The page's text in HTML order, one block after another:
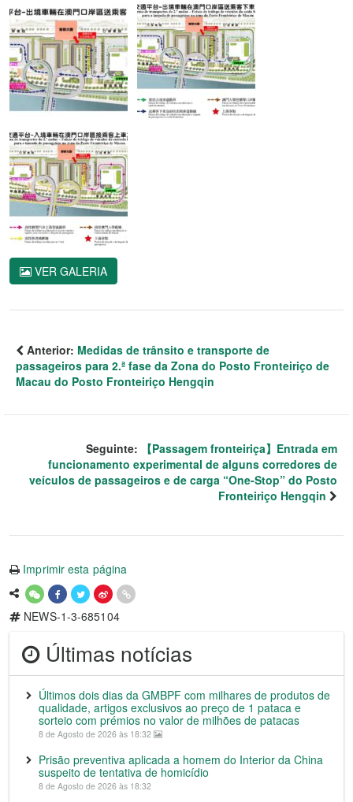
VER GALERIA
Anterior: Medidas de trânsito e transporte de
passageiros para 2.ª fase da Zona do Posto Fronteiriço de
Macau do Posto Fronteiriço Hengqin
Seguinte:
【Passagem fronteiriça】Entrada em
funcionamento experimental de alguns corredores de
veículos de passageiros e de carga “One-Stop” do Posto
Fronteiriço Hengqin
Imprimir esta página
NEWS-1-3-685104
Últimas notícias
Últimos dois dias da GMBPF com milhares de produtos de
qualidade, artigos exclusivos ao preço de 1 pataca e
sorteio com prémios no valor de milhões de patacas
8 de Agosto de 2026 às 18:32
Prisão preventiva aplicada a homem do Interior da China
suspeito de tentativa de homicídio
8 de Agosto de 2026 às 18:32